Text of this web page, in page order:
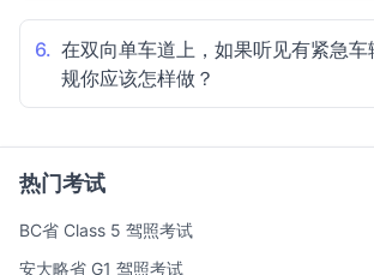
6. 在双向单车道上，如果听见有紧急
规你应该怎样做？
热门考试
BC省 Class 5 驾照考试
安大略省 G1 驾照考试